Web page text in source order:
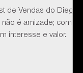
de Vendas do Diego
é amizade; como
interesse e valor.